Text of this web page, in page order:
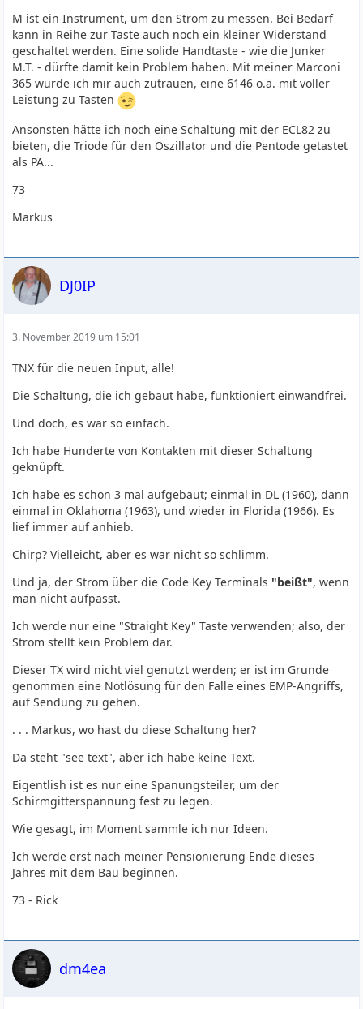
M ist ein Instrument, um den Strom zu messen. Bei Bedarf
kann in Reihe zur Taste auch noch ein kleiner Widerstand
geschaltet werden. Eine solide Handtaste - wie die Junker
M.T. - dürfte damit kein Problem haben. Mit meiner Marconi
365 würde ich mir auch zutrauen, eine 6146 o.ä. mit voller
Leistung zu Tasten
Ansonsten hätte ich noch eine Schaltung mit der ECL82 zu
bieten, die Triode für den Oszillator und die Pentode getastet
als PA...
73
Markus
DJ0IP
3. November 2019 um 15:01
TNX für die neuen Input, alle!
Die Schaltung, die ich gebaut habe, funktioniert einwandfrei.
Und doch, es war so einfach.
Ich habe Hunderte von Kontakten mit dieser Schaltung
geknüpft.
Ich habe es schon 3 mal aufgebaut; einmal in DL (1960), dann
einmal in Oklahoma (1963), und wieder in Florida (1966). Es
lief immer auf anhieb.
Chirp? Vielleicht, aber es war nicht so schlimm.
Und ja, der Strom über die Code Key Terminals "beißt", wenn
man nicht aufpasst.
Ich werde nur eine "Straight Key" Taste verwenden; also, der
Strom stellt kein Problem dar.
Dieser TX wird nicht viel genutzt werden; er ist im Grunde
genommen eine Notlösung für den Falle eines EMP-Angriffs,
auf Sendung zu gehen.
. . . Markus, wo hast du diese Schaltung her?
Da steht "see text", aber ich habe keine Text.
Eigentlish ist es nur eine Spanungsteiler, um der
Schirmgitterspannung fest zu legen.
Wie gesagt, im Moment sammle ich nur Ideen.
Ich werde erst nach meiner Pensionierung Ende dieses
Jahres mit dem Bau beginnen.
73 - Rick
dm4ea